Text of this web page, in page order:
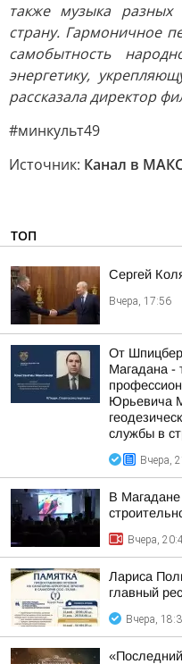
также музыка
страну. Гармоничное
самобытность
энергетику,
рассказала директор
#минкульт49
Источник: Канал в
ТОП
Сергей
Вчера, 17:56
От
Магадана -
Юрьевича
службы в
Вчера,
В Магадане
Вчера,
Лариса
главный
Вчера,